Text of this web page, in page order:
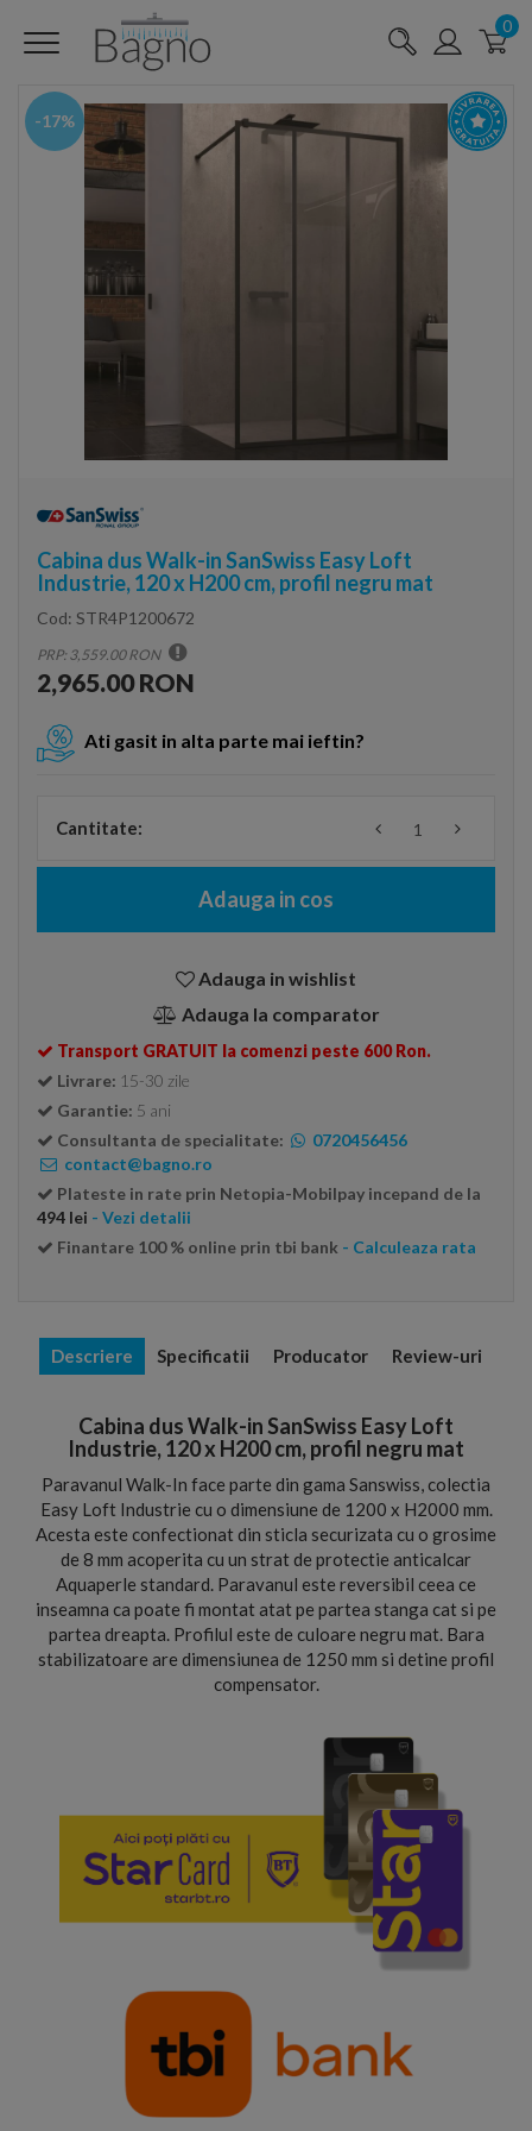
0
-17%
Cabina dus Walk-in SanSwiss Easy Loft
Industrie, 120 x H200 cm, profil negru mat
Cod: STR4P1200672
PRP: 3,559.00 RON
2,965.00 RON
Ati gasit in alta parte mai ieftin?
Cantitate:
Adauga in cos
Adauga in wishlist
Adauga la comparator
Transport GRATUIT la comenzi peste 600 Ron.
Livrare: 15-30 zile
Garantie: 5 ani
Consultanta de specialitate:
0720456456
contact@bagno.ro
Plateste in rate prin Netopia-Mobilpay incepand de la
494 lei - Vezi detalii
Finantare 100 % online prin tbi bank - Calculeaza rata
Descriere Specificatii Producator Review-uri
Cabina dus Walk-in SanSwiss Easy Loft
Industrie, 120 x H200 cm, profil negru mat
Paravanul Walk-In face parte din gama Sanswiss, colectia
Easy Loft Industrie cu o dimensiune de 1200 x H2000 mm.
Acesta este confectionat din sticla securizata cu o grosime
de 8 mm acoperita cu un strat de protectie anticalcar
Aquaperle standard. Paravanul este reversibil ceea ce
inseamna ca poate fi montat atat pe partea stanga cat si pe
partea dreapta. Profilul este de culoare negru mat. Bara
stabilizatoare are dimensiunea de 1250 mm si detine profil
compensator.